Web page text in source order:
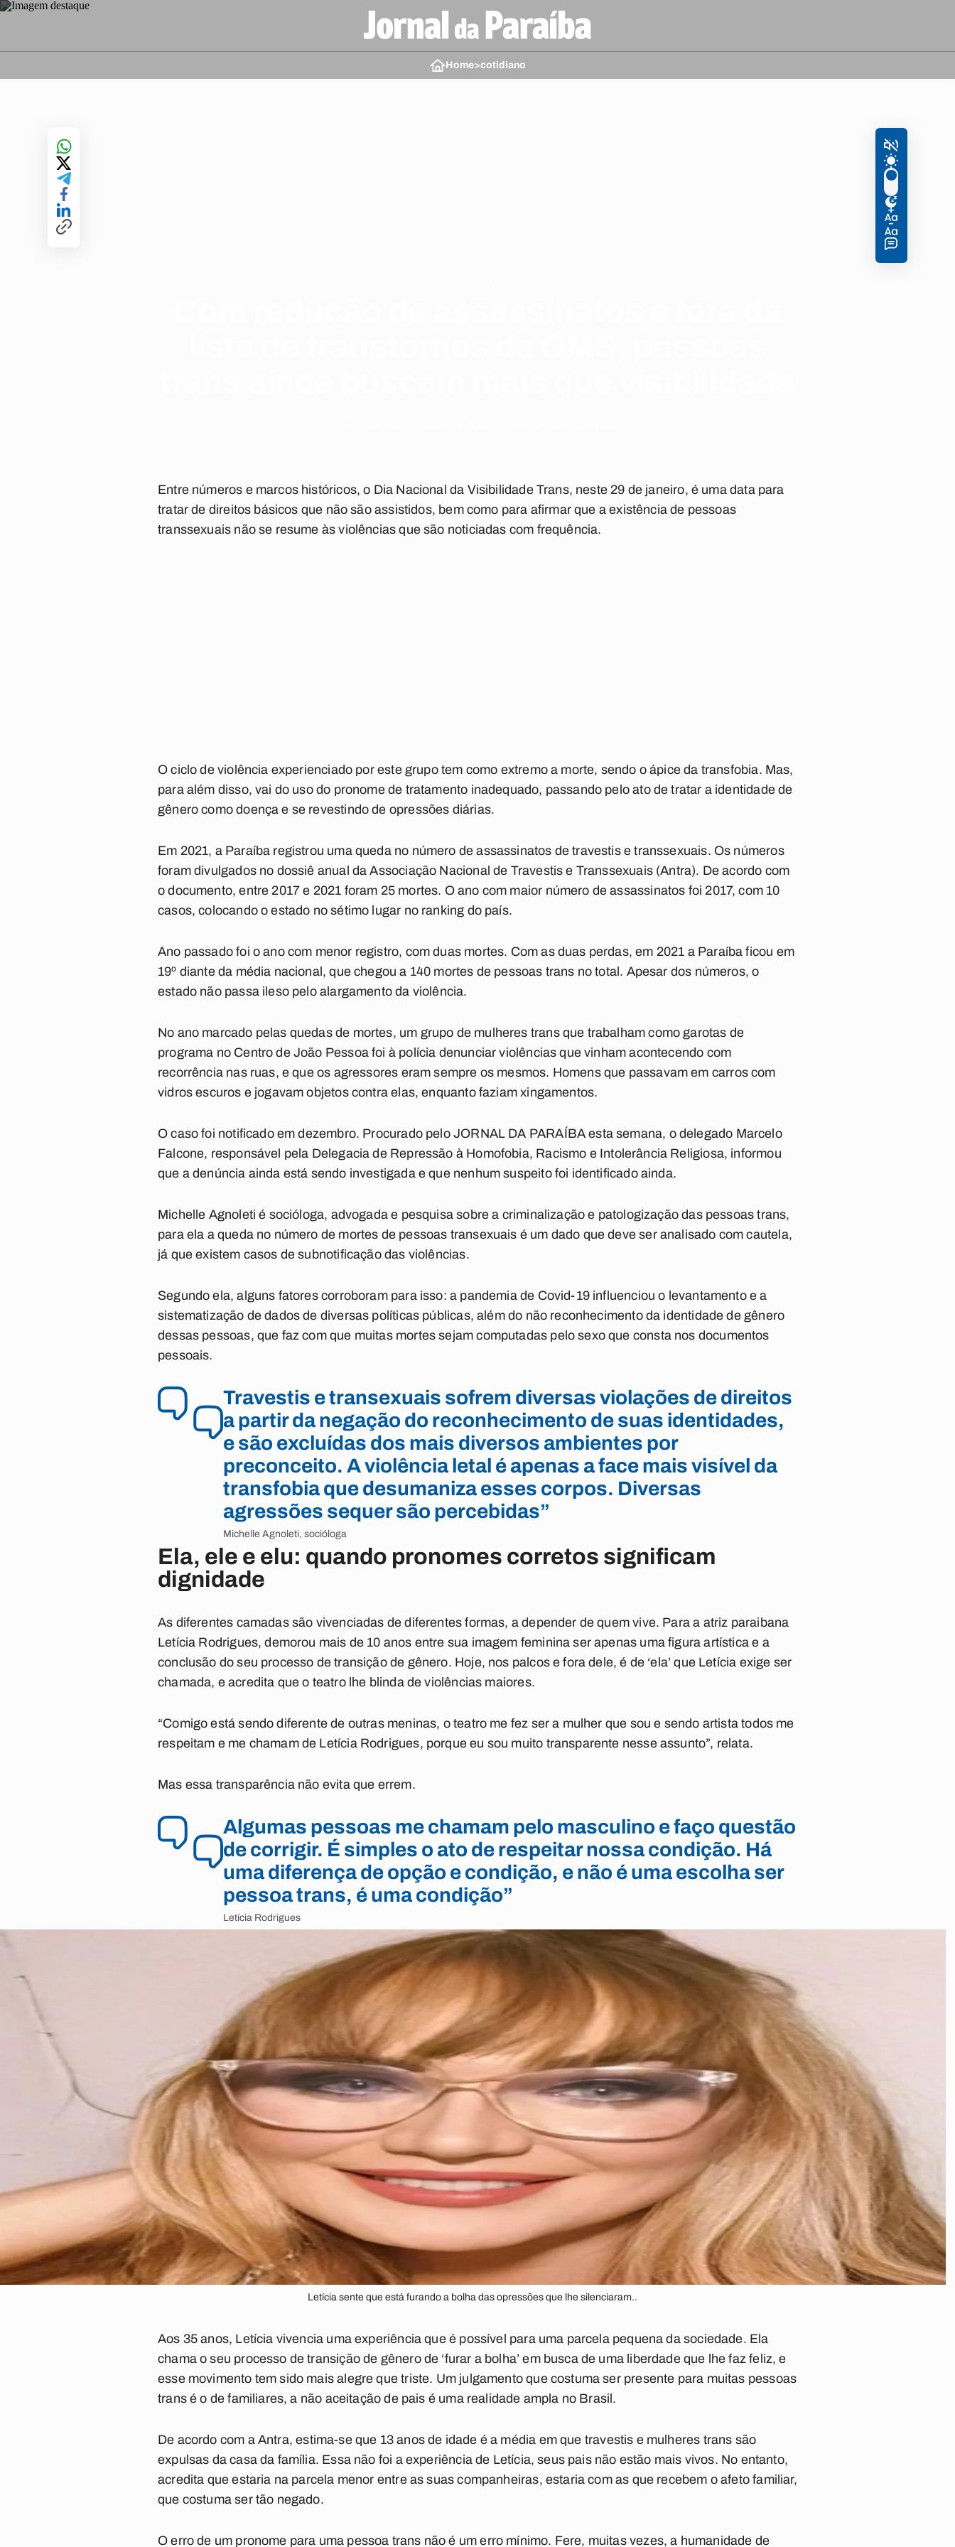
Home>cotidiano
Entre números e marcos históricos, o Dia Nacional da Visibilidade Trans, neste 29 de janeiro, é uma data para
tratar de direitos básicos que não são assistidos, bem como para afirmar que a existência de pessoas
transsexuais não se resume às violências que são noticiadas com frequência.
O ciclo de violência experienciado por este grupo tem como extremo a morte, sendo o ápice da transfobia. Mas,
para além disso, vai do uso do pronome de tratamento inadequado, passando pelo ato de tratar a identidade de
gênero como doença e se revestindo de opressões diárias.
Em 2021, a Paraíba registrou uma queda no número de assassinatos de travestis e transsexuais. Os números
foram divulgados no dossiê anual da Associação Nacional de Travestis e Transsexuais (Antra). De acordo com
o documento, entre 2017 e 2021 foram 25 mortes. O ano com maior número de assassinatos foi 2017, com 10
casos, colocando o estado no sétimo lugar no ranking do país.
Ano passado foi o ano com menor registro, com duas mortes. Com as duas perdas, em 2021 a Paraíba ficou em
19º diante da média nacional, que chegou a 140 mortes de pessoas trans no total. Apesar dos números, o
estado não passa ileso pelo alargamento da violência.
No ano marcado pelas quedas de mortes, um grupo de mulheres trans que trabalham como garotas de
programa no Centro de João Pessoa foi à polícia denunciar violências que vinham acontecendo com
recorrência nas ruas, e que os agressores eram sempre os mesmos. Homens que passavam em carros com
vidros escuros e jogavam objetos contra elas, enquanto faziam xingamentos.
O caso foi notificado em dezembro. Procurado pelo JORNAL DA PARAÍBA esta semana, o delegado Marcelo
Falcone, responsável pela Delegacia de Repressão à Homofobia, Racismo e Intolerância Religiosa, informou
que a denúncia ainda está sendo investigada e que nenhum suspeito foi identificado ainda.
Michelle Agnoleti é socióloga, advogada e pesquisa sobre a criminalização e patologização das pessoas trans,
para ela a queda no número de mortes de pessoas transexuais é um dado que deve ser analisado com cautela,
já que existem casos de subnotificação das violências.
Segundo ela, alguns fatores corroboram para isso: a pandemia de Covid-19 influenciou o levantamento e a
sistematização de dados de diversas políticas públicas, além do não reconhecimento da identidade de gênero
dessas pessoas, que faz com que muitas mortes sejam computadas pelo sexo que consta nos documentos
pessoais.
Travestis e transexuais sofrem diversas violações de direitos
a partir da negação do reconhecimento de suas identidades,
e são excluídas dos mais diversos ambientes por
preconceito. A violência letal é apenas a face mais visível da
transfobia que desumaniza esses corpos. Diversas
agressões sequer são percebidas”
Michelle Agnoleti, socióloga
Ela, ele e elu: quando pronomes corretos significam
dignidade
As diferentes camadas são vivenciadas de diferentes formas, a depender de quem vive. Para a atriz paraibana
Letícia Rodrigues, demorou mais de 10 anos entre sua imagem feminina ser apenas uma figura artística e a
conclusão do seu processo de transição de gênero. Hoje, nos palcos e fora dele, é de ‘ela’ que Letícia exige ser
chamada, e acredita que o teatro lhe blinda de violências maiores.
“Comigo está sendo diferente de outras meninas, o teatro me fez ser a mulher que sou e sendo artista todos me
respeitam e me chamam de Letícia Rodrigues, porque eu sou muito transparente nesse assunto”, relata.
Mas essa transparência não evita que errem.
Algumas pessoas me chamam pelo masculino e faço questão
de corrigir. É simples o ato de respeitar nossa condição. Há
uma diferença de opção e condição, e não é uma escolha ser
pessoa trans, é uma condição”
Letícia Rodrigues
Letícia sente que está furando a bolha das opressões que lhe silenciaram..
Aos 35 anos, Letícia vivencia uma experiência que é possível para uma parcela pequena da sociedade. Ela
chama o seu processo de transição de gênero de ‘furar a bolha’ em busca de uma liberdade que lhe faz feliz, e
esse movimento tem sido mais alegre que triste. Um julgamento que costuma ser presente para muitas pessoas
trans é o de familiares, a não aceitação de pais é uma realidade ampla no Brasil.
De acordo com a Antra, estima-se que 13 anos de idade é a média em que travestis e mulheres trans são
expulsas da casa da família. Essa não foi a experiência de Letícia, seus pais não estão mais vivos. No entanto,
acredita que estaria na parcela menor entre as suas companheiras, estaria com as que recebem o afeto familiar,
que costuma ser tão negado.
O erro de um pronome para uma pessoa trans não é um erro mínimo. Fere, muitas vezes, a humanidade de